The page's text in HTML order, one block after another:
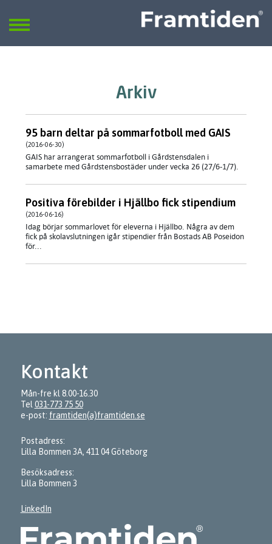
SÖK
Arkiv
95 barn deltar på sommarfotboll med GAIS
(2016-06-30)
GAIS har arrangerat sommarfotboll i Gårdstensdalen i
samarbete med Gårdstensbostäder under vecka 26 (27/6-1/7).
Positiva förebilder i Hjällbo fick stipendium
(2016-06-16)
Idag börjar sommarlovet för eleverna i Hjällbo. Några av dem
fick på skolavslutningen igår stipendier från Bostads AB Poseidon
för...
Kontakt
Mån-fre kl 8.00-16.30
Tel 031-773 75 50
e-post: framtiden(a)framtiden.se
Postadress:
Lilla Bommen 3A, 411 04 Göteborg
Besöksadress:
Lilla Bommen 3
LinkedIn